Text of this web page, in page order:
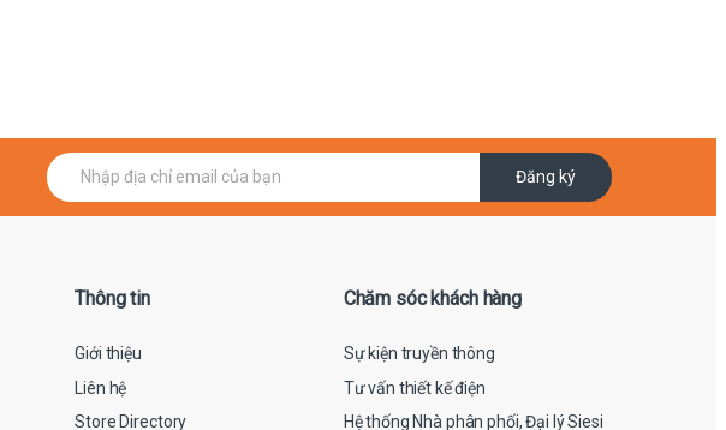
E
m
Đăng ký
Thông tin
Giới thiệu
Liên hệ
Store Directory
Chăm sóc khách hàng
Sự kiện truyền thông
Tư vấn thiết kế điện
Hệ thống Nhà phân phối, Đại lý Siesi